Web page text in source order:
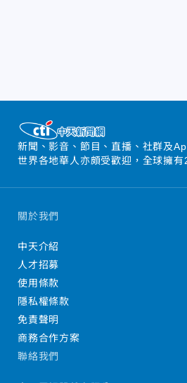
新聞、影音、節目、直播、社群及
世界各地華人亦頗受歡迎，全球擁有
關於我們
中天介紹
人才招募
使用條款
隱私權條款
免責聲明
商務合作方案
聯絡我們